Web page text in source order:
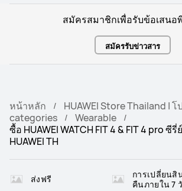
สมัครสมาชิกเพื่อรับข้อเสนอ
สมัครรับข่าวสาร
หน้าหลัก
HUAWEI Store Thailand |
categories
Wearable
ซื้อ HUAWEI WATCH FIT 4 & FIT 4 pro ซี
HUAWEI TH
ส่งฟรี
การเปลี่ยนสิ
คืนภายใน 7